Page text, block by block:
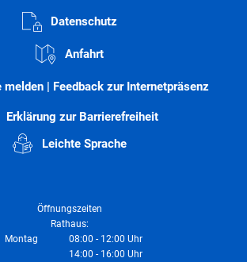
Datenschutz
Anfahrt
melden | Feedback zur Internetpräsenz
Erklärung zur Barrierefreiheit
Leichte Sprache
Öffnungszeiten
Rathaus:
Montag
08:00 - 12:00 Uhr
Von 08:00 bis 12:00 Uhr
14:00 - 16:00 Uhr